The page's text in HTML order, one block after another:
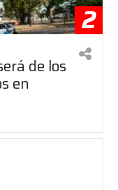
2
de los
en